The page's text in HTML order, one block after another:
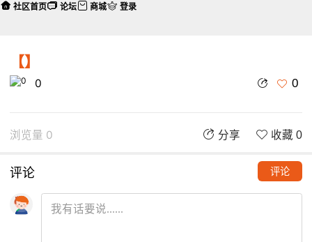
【】
0 0
浏览量 0 分享 收藏 0
评论 评论
社区首页 论坛 商城 登录